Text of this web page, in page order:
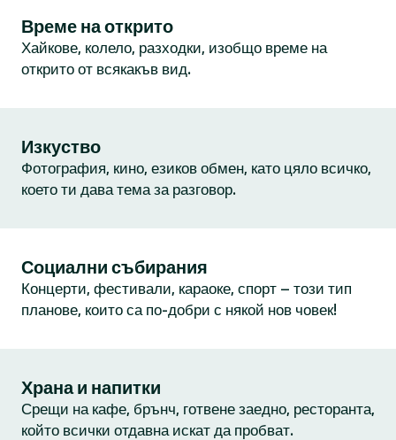
Време на открито
Хайкове, колело, разходки, изобщо време на
открито от всякакъв вид.
Изкуство
Фотография, кино, езиков обмен, като цяло всичко,
което ти дава тема за разговор.
Социални събирания
Концерти, фестивали, караоке, спорт – този тип
планове, които са по-добри с някой нов човек!
Храна и напитки
Срещи на кафе, брънч, готвене заедно, ресторанта,
който всички отдавна искат да пробват.